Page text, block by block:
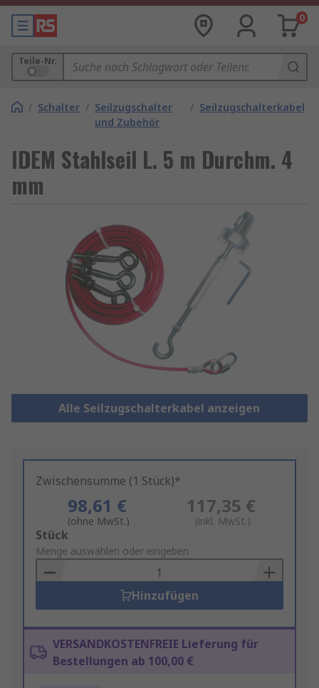
0
Teile-Nr.
/ Schalter / Seilzugschalter
und Zubehör
/ Seilzugschalterkabel
IDEM Stahlseil L. 5 m Durchm. 4
mm
Alle Seilzugschalterkabel anzeigen
Zwischensumme (1 Stück)*
98,61 €
(ohne MwSt.)
117,35 €
(inkl. MwSt.)
Add
to
Basket
Stück
Menge auswählen oder eingeben
Hinzufügen
VERSANDKOSTENFREIE Lieferung für
Bestellungen ab 100,00 €